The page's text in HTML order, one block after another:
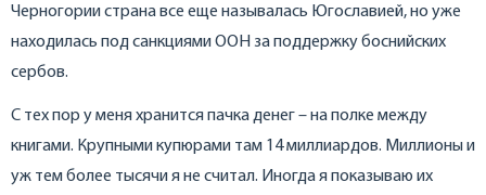
Черногории страна все еще называлась Югославией, но уже
находилась под санкциями ООН за поддержку боснийских
сербов.
С тех пор у меня хранится пачка денег – на полке между
книгами. Крупными купюрами там 14 миллиардов. Миллионы и
уж тем более тысячи я не считал. Иногда я показываю их